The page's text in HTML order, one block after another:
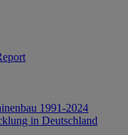
1991-2024
in Deutschland